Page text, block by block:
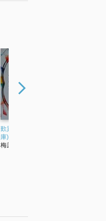
歎異抄 (講談社学術文
庫)
梅原猛